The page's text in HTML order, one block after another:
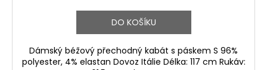
DO KOŠÍKU
Dámský béžový přechodný kabát s páskem S 96%
polyester, 4% elastan Dovoz Itálie Délka: 117 cm Rukáv: